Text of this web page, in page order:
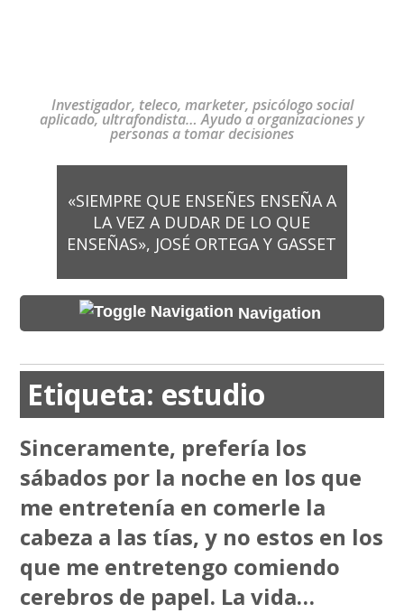
Investigador, teleco, marketer, psicólogo social
aplicado, ultrafondista… Ayudo a organizaciones y
personas a tomar decisiones
«SIEMPRE QUE ENSEÑES ENSEÑA A
LA VEZ A DUDAR DE LO QUE
ENSEÑAS», JOSÉ ORTEGA Y GASSET
Navigation
Etiqueta: estudio
Sinceramente, prefería los
sábados por la noche en los que
me entretenía en comerle la
cabeza a las tías, y no estos en los
que me entretengo comiendo
cerebros de papel. La vida…